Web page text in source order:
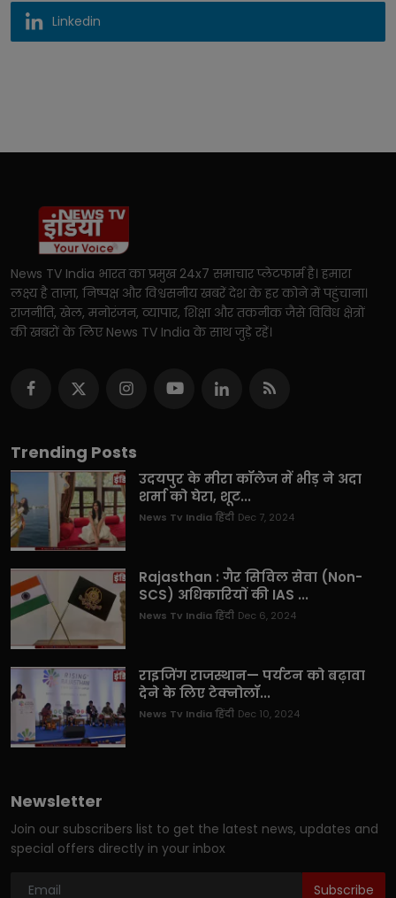
Linkedin
News TV India भारत का प्रमुख 24x7 समाचार प्लेटफार्म है। हमारा
लक्ष्य है ताज़ा, निष्पक्ष और विश्वसनीय खबरें देश के हर कोने में पहुंचाना।
राजनीति, खेल, मनोरंजन, व्यापार, शिक्षा और तकनीक जैसे विविध क्षेत्रों
की खबरों के लिए News TV India के साथ जुड़े रहें।
Trending Posts
उदयपुर के मीरा कॉलेज में भीड़ ने अदा
शर्मा को घेरा, शूट...
News Tv India हिंदी Dec 7, 2024
Rajasthan : गैर सिविल सेवा (Non-
SCS) अधिकारियों की IAS ...
News Tv India हिंदी Dec 6, 2024
राइजिंग राजस्थान— पर्यटन को बढ़ावा
देने के लिए टेक्नोलॉ...
News Tv India हिंदी Dec 10, 2024
Newsletter
Join our subscribers list to get the latest news, updates and
special offers directly in your inbox
Subscribe